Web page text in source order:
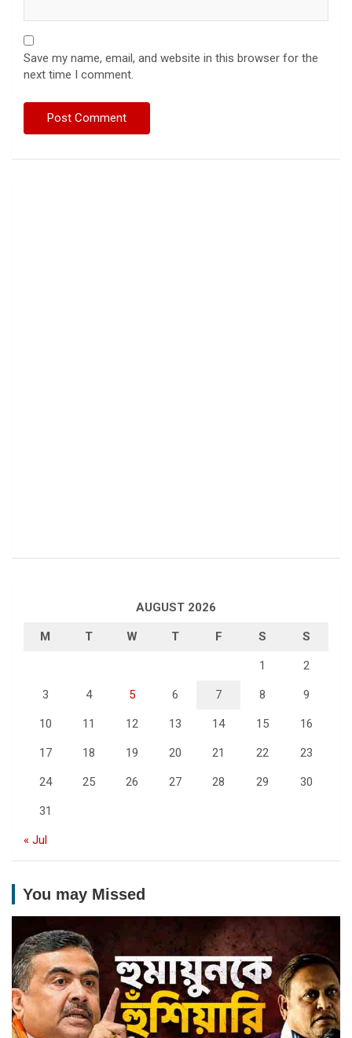
Save my name, email, and website in this browser for the
next time I comment.
AUGUST 2026
M T W T F S S
1 2
3 4 5 6 7 8 9
10 11 12 13 14 15 16
17 18 19 20 21 22 23
24 25 26 27 28 29 30
31
« Jul
You may Missed